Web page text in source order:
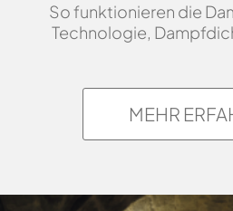
So funktionieren die
Technologie,
MEHR